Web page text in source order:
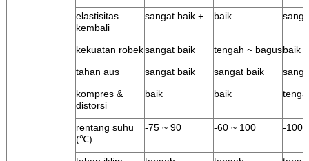
elastisitas
kembali
sangat baik + baik
kekuatan robeksangat baik tengah ~ bagusbaik
tahan aus
sangat baik sangat baik
kompres &
distorsi
baik baik
rentang suhu
(℃)
-75 ~ 90 -60 ~ 100 -100